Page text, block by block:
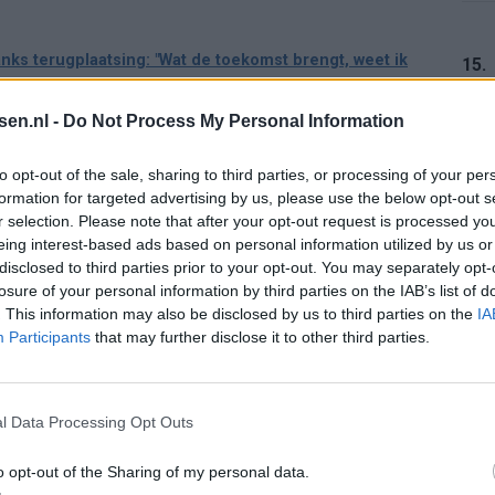
- Do Not Process My Personal Information
opt-out of the sale, sharing to third parties, or processing of your
for targeted advertising by us, please use the below opt-out
selection. Please note that after your opt-out request is processed
interest-based ads based on personal information utilized by us
to third parties prior to your opt-out. You may separately
of your personal information by third parties on the IAB’s list of
This information may also be disclosed by us to third parties on the
Participants that may further disclose it to other third parties.
Data Processing Opt Outs
opt-out of the Sharing of my personal data.
terugplaatsing: "Wat de toekomst brengt, weet ik
barst los
Marokko boven Oranje
en contractdetails
met koopoptie van 22 miljoen
15.
16.
17.